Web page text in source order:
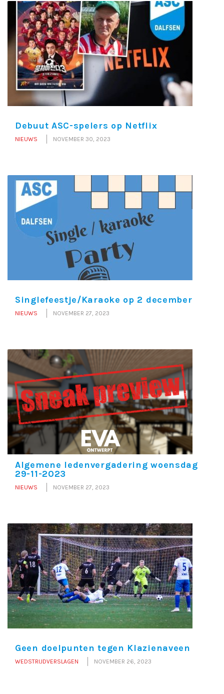
Debuut ASC-spelers op Netflix
NIEUWS NOVEMBER 30, 2023
Singlefeestje/Karaoke op 2 december
NIEUWS NOVEMBER 27, 2023
Algemene ledenvergadering woensdag
29-11-2023
NIEUWS NOVEMBER 27, 2023
Geen doelpunten tegen Klazienaveen
WEDSTRIJDVERSLAGEN NOVEMBER 26, 2023